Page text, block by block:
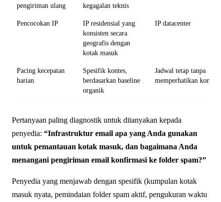
pengiriman ulang
kegagalan teknis
Pencocokan IP
IP residensial yang
konsisten secara
geografis dengan
kotak masuk
IP datacenter
Pacing kecepatan
harian
Spesifik kontes,
berdasarkan baseline
organik
Jadwal tetap tanpa
memperhatikan kontes
Pertanyaan paling diagnostik untuk ditanyakan kepada
penyedia: “Infrastruktur email apa yang Anda gunakan
untuk pemantauan kotak masuk, dan bagaimana Anda
menangani pengiriman email konfirmasi ke folder spam?”
Penyedia yang menjawab dengan spesifik (kumpulan kotak
masuk nyata, pemindaian folder spam aktif, pengukuran waktu